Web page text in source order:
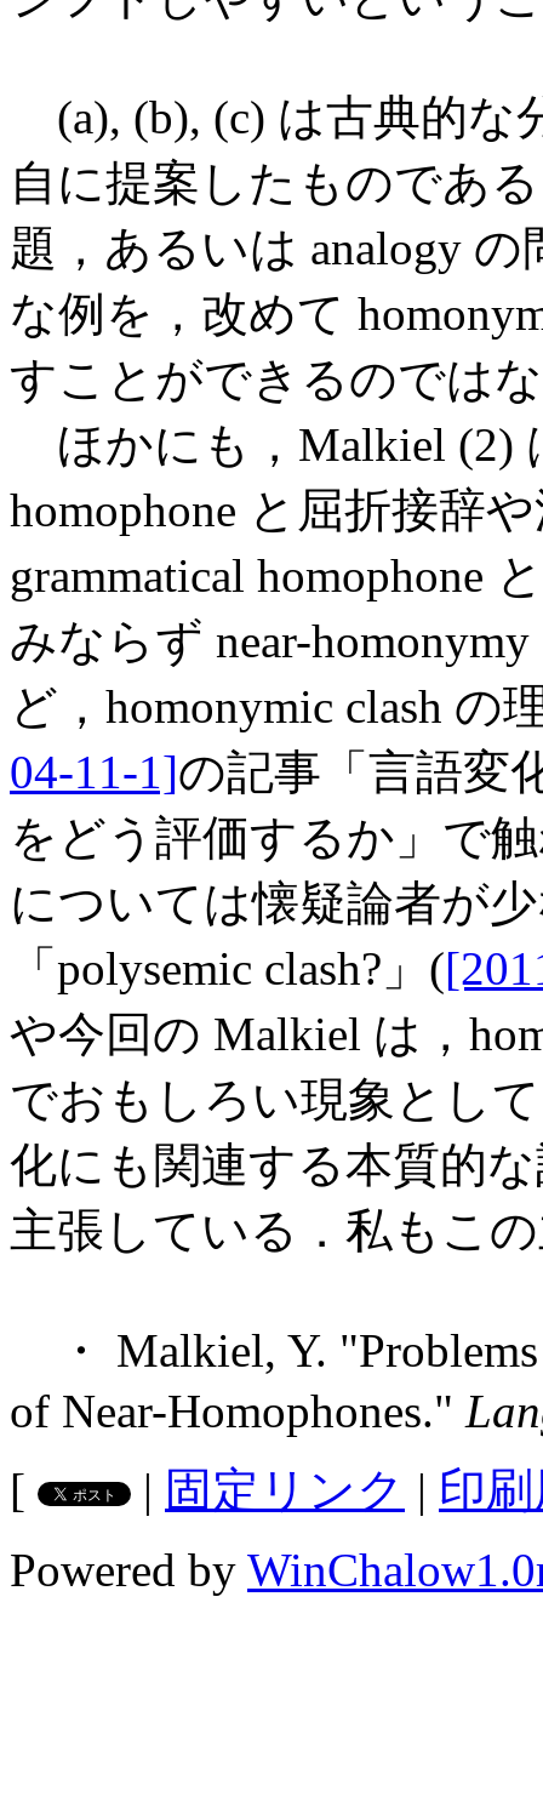
(a), (b), (c) は古典的な
自に提案したものであ
題，あるいは analogy
な例を，改めて
すことができるのでは
ほかにも，Malkiel (2)
homophone と屈折接辞
grammatical homophone
みならず near-
ど，homonymic clash
04-11-1]の記事「言語変
をどう評価するか」で
については懐疑論者が
「polysemic clash?」(
や今回の Malkiel は，
でおもしろい現象とし
化にも関連する本質的
主張している．私もこ
・ Malkiel, Y.
of Near-Homophones."
[
| 固定リンク | 印
Powered by